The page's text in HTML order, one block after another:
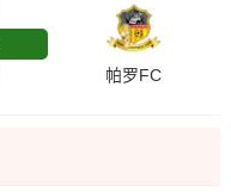
帕罗FC